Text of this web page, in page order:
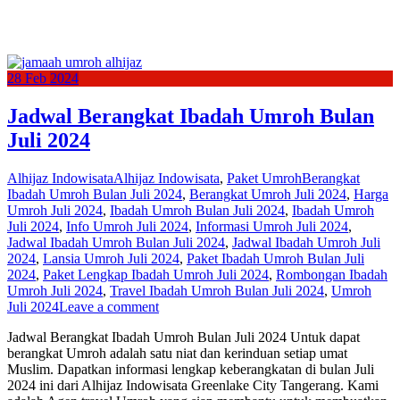
28 Feb 2024
Jadwal Berangkat Ibadah Umroh Bulan
Juli 2024
Alhijaz IndowisataAlhijaz Indowisata, Paket UmrohBerangkat
Ibadah Umroh Bulan Juli 2024, Berangkat Umroh Juli 2024, Harga
Umroh Juli 2024, Ibadah Umroh Bulan Juli 2024, Ibadah Umroh
Juli 2024, Info Umroh Juli 2024, Informasi Umroh Juli 2024,
Jadwal Ibadah Umroh Bulan Juli 2024, Jadwal Ibadah Umroh Juli
2024, Lansia Umroh Juli 2024, Paket Ibadah Umroh Bulan Juli
2024, Paket Lengkap Ibadah Umroh Juli 2024, Rombongan Ibadah
Umroh Juli 2024, Travel Ibadah Umroh Bulan Juli 2024, Umroh
Juli 2024Leave a comment
Jadwal Berangkat Ibadah Umroh Bulan Juli 2024 Untuk dapat
berangkat Umroh adalah satu niat dan kerinduan setiap umat
Muslim. Dapatkan informasi lengkap keberangkatan di bulan Juli
2024 ini dari Alhijaz Indowisata Greenlake City Tangerang. Kami